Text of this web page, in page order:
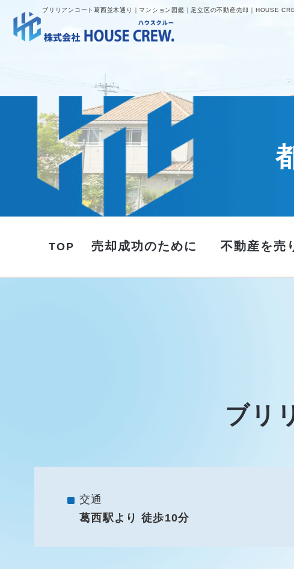
ブリリアンコート葛西並木通り｜マンション図鑑｜足立区の不動産売却｜HOUSE
TOP 売却成功のために 不動産を売
ブリ
交通
葛西駅より 徒歩10分